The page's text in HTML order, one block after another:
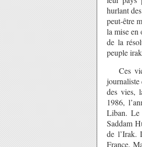
hurlant
peut-être
la mise en
de la
peuple
Ces
journaliste
des vies,
1986,
Liban. Le
Saddam
de l’Irak.
France.